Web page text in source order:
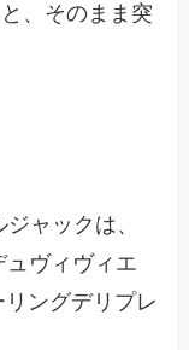
、そのまま突
ャックは、
ヴィヴィエ
ングデリプレ